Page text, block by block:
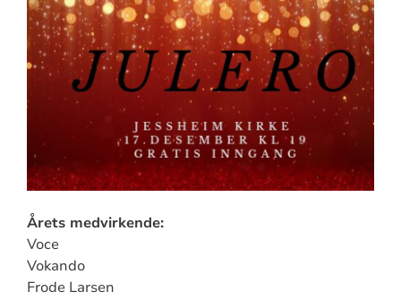
Årets medvirkende:
Voce
Vokando
Frode Larsen